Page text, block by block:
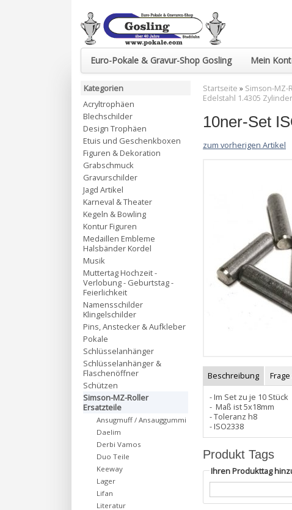
Euro-Pokale & Gravur-Shop Gosling Mein
Startseite » Simson-MZ-
Edelstahl 1.4305
10ner-Set
zum vorherigen Artikel
Beschreibung
- Im Set zu je 10 Stück
- Maß ist 5x18mm
- Toleranz h8
- ISO2338
Produkt Tags
Ihren Produkttag
Kategorien
Acryltrophäen
Blechschilder
Design Trophäen
Etuis und Geschenkboxen
Figuren & Dekoration
Grabschmuck
Gravurschilder
Jagd Artikel
Karneval & Theater
Kegeln & Bowling
Kontur Figuren
Medaillen Embleme
Halsbänder Kordel
Musik
Muttertag Hochzeit -
Verlobung - Geburtstag -
Feierlichkeit
Namensschilder
Klingelschilder
Pins, Anstecker & Aufkleber
Pokale
Schlüsselanhänger
Schlüsselanhänger &
Flaschenöffner
Schützen
Simson-MZ-Roller
Ersatzteile
Ansugmuff / Ansauggummi
Daelim
Derbi Vamos
Duo Teile
Keeway
Lager
Lifan
Literatur